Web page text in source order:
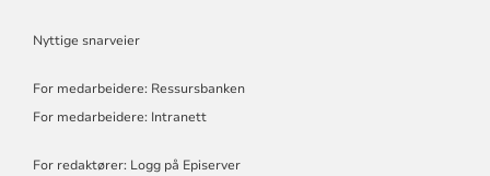
Nyttige snarveier
For medarbeidere: Ressursbanken
For medarbeidere: Intranett
For redaktører: Logg på Episerver